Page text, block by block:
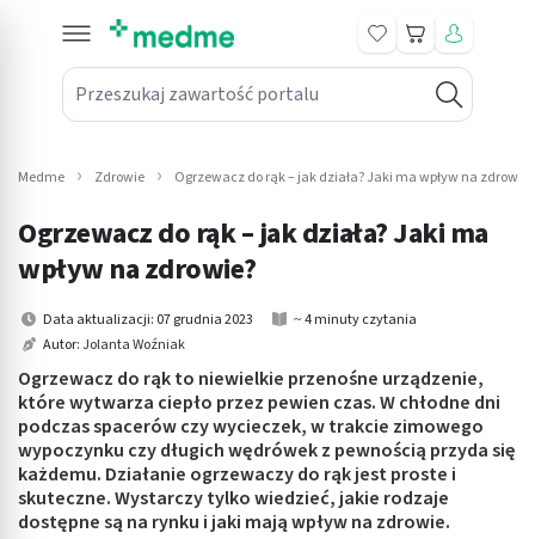
Przeszukaj zawartość portalu
Koszyk
submenu: Leki na receptę
submenu: Mama i dziecko
submenu: Kosmetyki
submenu: Higiena
submenu: Sprzęt medyczny
submenu: Intymne
submenu: Wellness
Medme Zdrowie Ogrzewacz do rąk – jak działa? Jaki ma wpływ na zdrowie?
Ogrzewacz do rąk – jak działa? Jaki ma
wpływ na zdrowie?
Data aktualizacji: 07 grudnia 2023
~ 4 minuty czytania
Autor:Jolanta Woźniak
Ogrzewacz do rąk to niewielkie przenośne urządzenie,
które wytwarza ciepło przez pewien czas. W chłodne dni
podczas spacerów czy wycieczek, w trakcie zimowego
wypoczynku czy długich wędrówek z pewnością przyda się
każdemu. Działanie ogrzewaczy do rąk jest proste i
skuteczne. Wystarczy tylko wiedzieć, jakie rodzaje
dostępne są na rynku i jaki mają wpływ na zdrowie.